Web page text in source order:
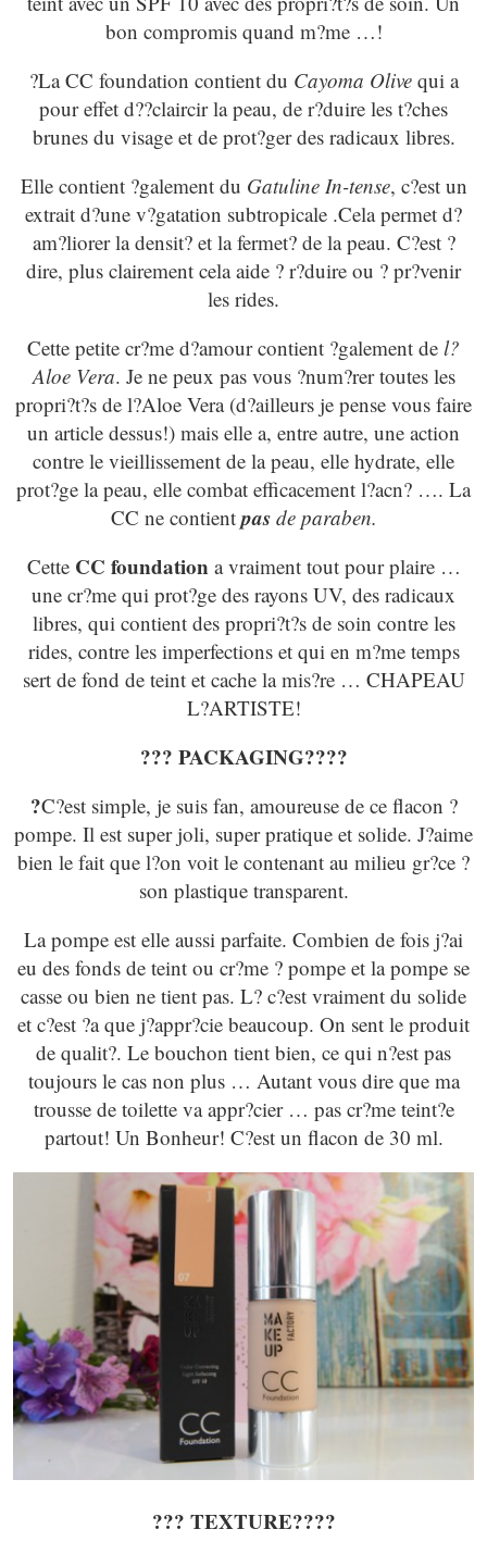
bon compromis quand m?me …!
?La CC foundation contient du Cayoma Olivequi a
pour effet d??claircir la peau, de r?duire les t?ches
brunes du visage et de prot?ger des radicaux libres.
Elle contient ?galement du Gatuline In-tense, c?est un
extrait d?une v?gatation subtropicale .Cela permet d?
am?liorer la densit? et la fermet? de la peau. C?est ?
dire, plus clairement cela aide ? r?duire ou ? pr?venir
les rides.
Cette petite cr?me d?amour contient ?galement de l?
Aloe Vera. Je ne peux pas vous ?num?rer toutes les
propri?t?s de l?Aloe Vera (d?ailleurs je pense vous faire
un article dessus!) mais elle a, entre autre, une action
contre le vieillissement de la peau, elle hydrate, elle
prot?ge la peau, elle combat efficacement l?acn? …. La
CC ne contientpasde paraben.
Cette CC foundationa vraiment tout pour plaire …
une cr?me qui prot?ge des rayons UV, des radicaux
libres, qui contient des propri?t?s de soin contre les
rides, contre les imperfections et qui en m?me temps
sert de fond de teint et cache la mis?re … CHAPEAU
L?ARTISTE!
??? PACKAGING????
?C?est simple, je suis fan, amoureuse de ce flacon ?
pompe. Il est super joli, super pratique et solide. J?aime
bien le fait que l?on voit le contenant au milieu gr?ce ?
son plastique transparent.
La pompe est elle aussi parfaite. Combien de fois j?ai
eu des fonds de teint ou cr?me ? pompe et la pompe se
casse ou bien ne tient pas. L? c?est vraiment du solide
et c?est ?a que j?appr?cie beaucoup. On sent le produit
de qualit?. Le bouchon tient bien, ce qui n?est pas
toujours le cas non plus … Autant vous dire que ma
trousse de toilette va appr?cier … pas cr?me teint?e
partout! Un Bonheur! C?est un flacon de 30 ml.
??? TEXTURE????